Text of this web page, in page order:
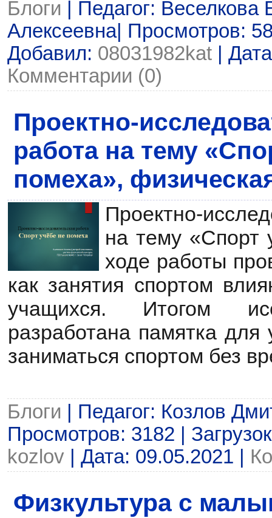
Блоги | Педагог: Веселкова
Алексеевна| Просмотров:
Добавил: 08031982kat |
Комментарии (0)
Проектно-
работа на тему
помеха»,
Проектно-
на тему «Спорт
ходе работы
как занятия спортом
учащихся. Итогом
разработана памятка для
заниматься спортом без
Блоги | Педагог: Козлов
Просмотров: 3182 |
kozlov | Дата: 09.05.2021
Физкультура с